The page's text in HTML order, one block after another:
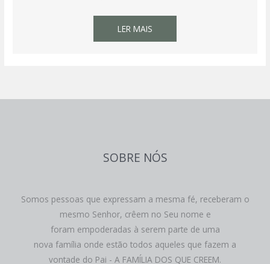
LER MAIS
SOBRE NÓS
Somos pessoas que expressam a mesma fé, receberam o
mesmo Senhor, crêem no Seu nome e
foram empoderadas à serem parte de uma
nova família onde estão todos aqueles que fazem a
vontade do Pai - A FAMÍLIA DOS QUE CREEM.